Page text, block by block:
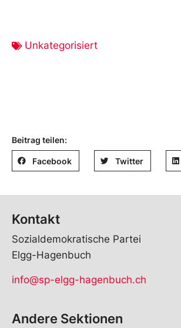
Unkategorisiert
Beitrag teilen:
Facebook Twitter
Kontakt
Sozialdemokratische Partei
Elgg-Hagenbuch
info@sp-elgg-hagenbuch.ch
Andere Sektionen